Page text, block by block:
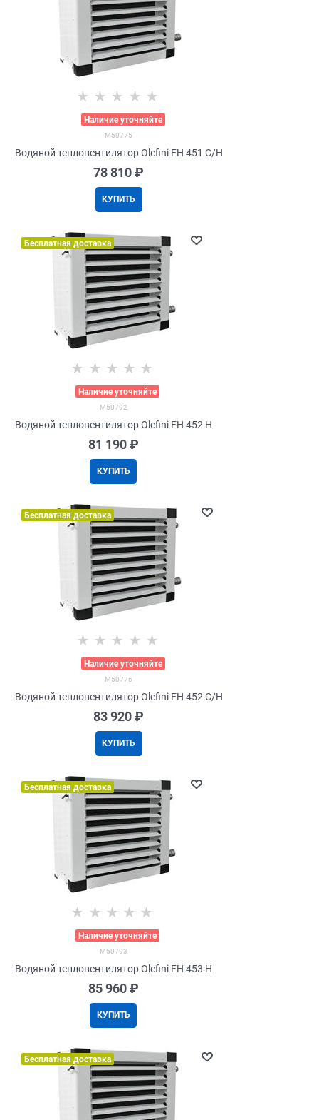
Наличие уточняйте
M50775
Водяной тепловентилятор Olefini FH 451 C/H
78 810 ₽
КУПИТЬ
Бесплатная доставка
Наличие уточняйте
M50792
Водяной тепловентилятор Olefini FH 452 H
81 190 ₽
КУПИТЬ
Бесплатная доставка
Наличие уточняйте
M50776
Водяной тепловентилятор Olefini FH 452 C/H
83 920 ₽
КУПИТЬ
Бесплатная доставка
Наличие уточняйте
M50793
Водяной тепловентилятор Olefini FH 453 H
85 960 ₽
КУПИТЬ
Бесплатная доставка